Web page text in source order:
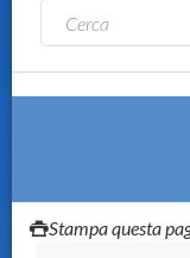
Stampa questa